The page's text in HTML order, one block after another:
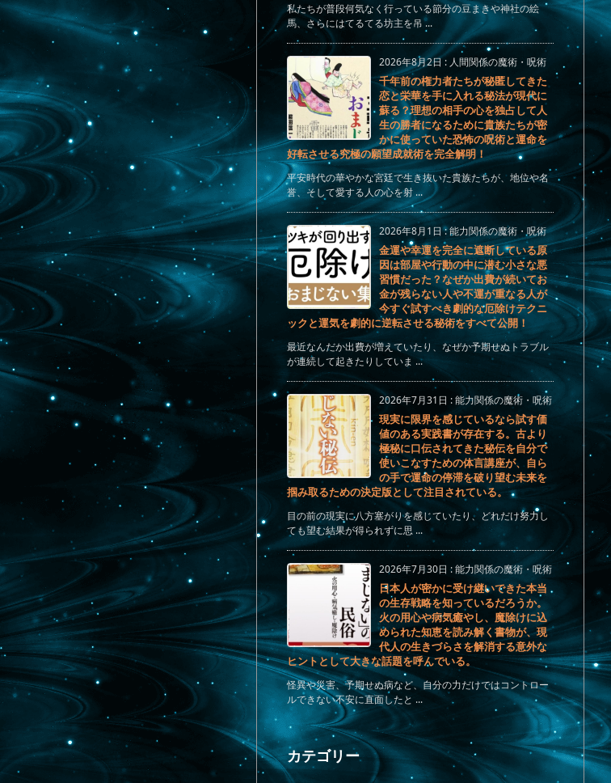
私たちが普段何気なく行っている節分の豆まきや神社の絵
馬、さらにはてるてる坊主を吊 ...
2026年8月2日: 人間関係の魔術・呪術
千年前の権力者たちが秘匿してきた
恋と栄華を手に入れる秘法が現代に
蘇る？理想の相手の心を独占して人
生の勝者になるために貴族たちが密
かに使っていた恐怖の呪術と運命を
好転させる究極の願望成就術を完全解明！
平安時代の華やかな宮廷で生き抜いた貴族たちが、地位や名
誉、そして愛する人の心を射 ...
2026年8月1日:能力関係の魔術・呪術
金運や幸運を完全に遮断している原
因は部屋や行動の中に潜む小さな悪
習慣だった？なぜか出費が続いてお
金が残らない人や不運が重なる人が
今すぐ試すべき劇的な厄除けテクニ
ックと運気を劇的に逆転させる秘術をすべて公開！
最近なんだか出費が増えていたり、なぜか予期せぬトラブル
が連続して起きたりしていま ...
2026年7月31日 :能力関係の魔術・呪術
現実に限界を感じているなら試す価
値のある実践書が存在する。古より
極秘に口伝されてきた秘伝を自分で
使いこなすための体言講座が、自ら
の手で運命の停滞を破り望む未来を
掴み取るための決定版として注目されている。
目の前の現実に八方塞がりを感じていたり、どれだけ努力し
ても望む結果が得られずに思 ...
2026年7月30日 :能力関係の魔術・呪術
日本人が密かに受け継いできた本当
の生存戦略を知っているだろうか。
火の用心や病気癒やし、魔除けに込
められた知恵を読み解く書物が、現
代人の生きづらさを解消する意外な
ヒントとして大きな話題を呼んでいる。
怪異や災害、予期せぬ病など、自分の力だけではコントロー
ルできない不安に直面したと ...
カテゴリー